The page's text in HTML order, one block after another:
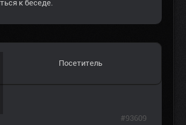
к беседе.
Посетитель
#93609